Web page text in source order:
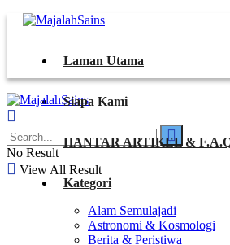
Laman Utama
Siapa Kami
HANTAR ARTIKEL &
Kategori
Alam Semulajadi
Astronomi & Kosmologi
Berita & Peristiwa
No Result
View All Result